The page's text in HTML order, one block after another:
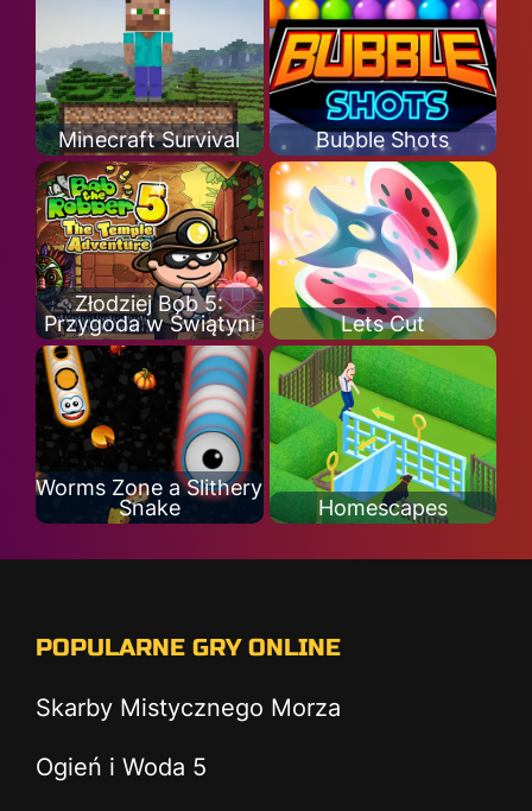
Minecraft Survival Bubble Shots
Złodziej Bob 5:
Przygoda w Świątyni
Lets Cut
Worms Zone a Slithery
Snake
Homescapes
POPULARNE GRY ONLINE
Skarby Mistycznego Morza
Ogień i Woda 5